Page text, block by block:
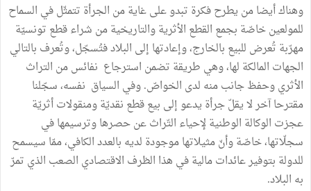
وهناكأيضامن يطرحفكرة تبدوعلىغايةمن الجرأة تتمثّلفي السماح
للمولعينخاصّة بجمع القطع الأثريةوالتاريخيةمن شراءقطع تونسيّة
مهرّبة تُعرض للبيع بالخارج،وإعادتها إلى البلادفتُسجّل،وتُعرف بالتالي
الجهات المالكة لها،وهي طريقة تضمن استرجاع نفائسمن التراث
الأثريوحفظجانبمنه لدى الخواصّ.وفي السياق نفسه،سجّلنا
مقترحاآخرلايقلّجرأة يدعوإلى بيعقطع نقديّةومنقولاتأثريّة
عجزت الوكالة الوطنية لإحياء التّراثعنحصرهاوترسيمهافي
سجلّاتها،خاصّةوأنّمثيلاتهاموجودة لديه بالعددالكافي،ممّا سيسمح
للدولة بتوفيرعائداتماليةفي هذا الظرف الاقتصادي الصعب الذي تمرّ
به البلاد.